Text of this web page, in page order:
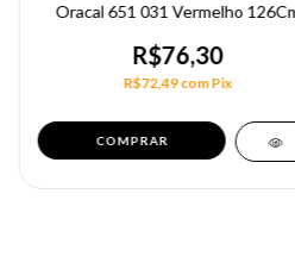
Oracal 651 031 Vermelho
R$76,30
R$72,49comPix